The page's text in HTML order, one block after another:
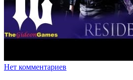
Нет комментариев